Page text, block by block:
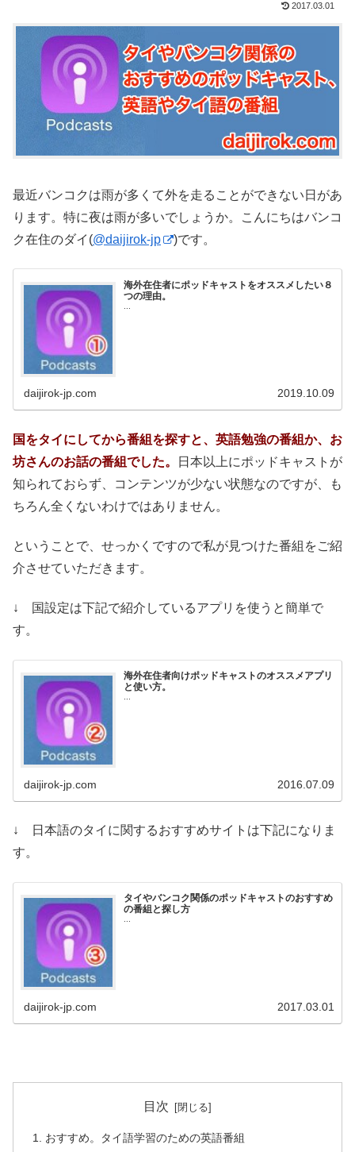
2017.03.01
最近バンコクは雨が多くて外を走ることができない日があ
ります。特に夜は雨が多いでしょうか。こんにちはバンコ
ク在住のダイ(@daijirok-jp )です。
海外在住者にポッドキャストをオススメしたい８
つの理由。
daijirok-jp.com 2019.10.09
国をタイにしてから番組を探すと、英語勉強の番組か、お
坊さんのお話の番組でした。
日本以上にポッドキャストが
知られておらず、コンテンツが少ない状態なのですが、も
ちろん全くないわけではありません。
ということで、せっかくですので私が見つけた番組をご紹
介させていただきます。
↓ 国設定は下記で紹介しているアプリを使うと簡単で
す。
海外在住者向けポッドキャストのオススメアプリ
と使い方。
...
daijirok-jp.com 2016.07.09
↓ 日本語のタイに関するおすすめサイトは下記になりま
す。
タイやバンコク関係のポッドキャストのおすすめ
の番組と探し方
daijirok-jp.com 2017.03.01
目次
おすすめ。タイ語学習のための英語番組